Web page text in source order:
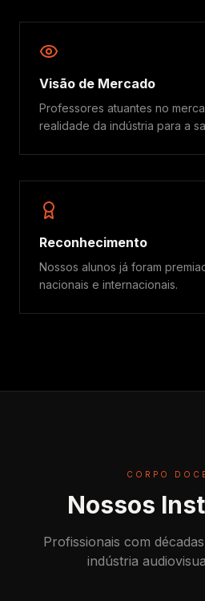
Visão de Mercado
Professores atuantes no
realidade da indústria para a
Reconhecimento
Nossos alunos já foram
nacionais e internacionais.
CORPO
Nossos
Profissionais com
indústria